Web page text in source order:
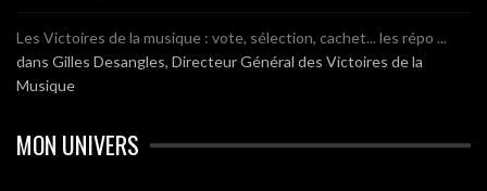
Les Victoires de la musique : vote, sélection, cachet... les répo ...
dans Gilles Desangles, Directeur Général des Victoires de la
Musique
MON UNIVERS